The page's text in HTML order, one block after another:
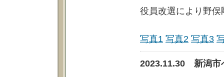
役員改選により野
写真1 写真2 写真3
2023.11.30 新潟市